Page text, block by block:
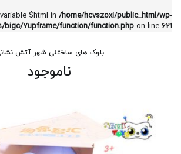
$html in /home/hcvszoxi/public_html/wp-
bigc/7upframe/function/function.php on line 621
بلوک های ساختنی شهر آتش
ناموجود